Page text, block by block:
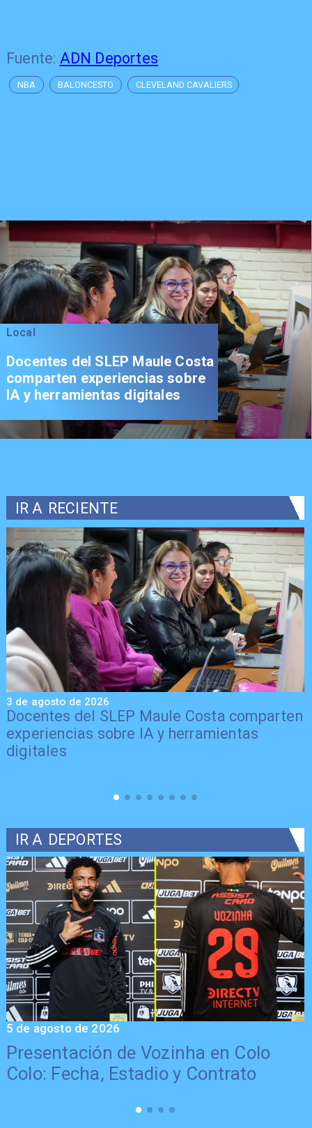
Fuente: ADN Deportes
NBA BALONCESTO CLEVELAND CAVALIERS
Local
Docentes del SLEP Maule Costa
comparten experiencias sobre
IA y herramientas digitales
IR A RECIENTE
Docentes del SLEP Maule Costa comparten
experiencias sobre IA y herramientas
digitales
3 de agosto de 2026
IR A DEPORTES
Presentación de Vozinha en Colo
Colo: Fecha, Estadio y Contrato
5 de agosto de 2026